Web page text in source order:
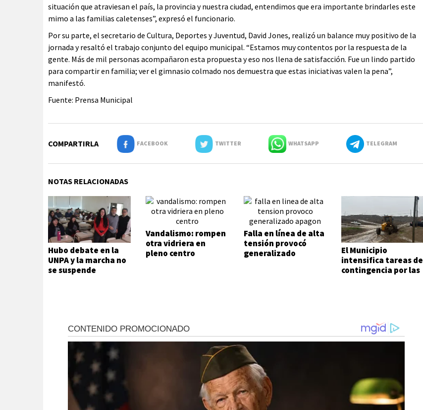
situación que atraviesan el país, la provincia y nuestra ciudad, entendimos que era importante brindarles este
mimo a las familias caletenses”, expresó el funcionario.
Por su parte, el secretario de Cultura, Deportes y Juventud, David Jones, realizó un balance muy positivo de la
jornada y resaltó el trabajo conjunto del equipo municipal. “Estamos muy contentos por la respuesta de la
gente. Más de mil personas acompañaron esta propuesta y eso nos llena de satisfacción. Fue un lindo partido
para compartir en familia; ver el gimnasio colmado nos demuestra que estas iniciativas valen la pena”,
manifestó.
Fuente: Prensa Municipal
COMPARTIRLA FACEBOOK TWITTER WHATSAPP TELEGRAM
NOTAS RELACIONADAS
Hubo debate en la
UNPA y la marcha no
se suspende
Vandalismo: rompen
otra vidriera en
pleno centro
Falla en línea de alta
tensión provocó
generalizado
El Municipio
intensifica tareas de
contingencia por las